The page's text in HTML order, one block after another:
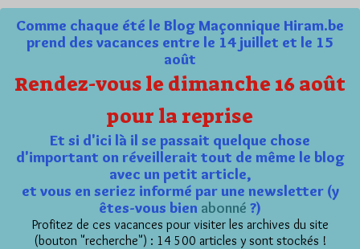
Comme chaque été le Blog Maçonnique Hiram.be
prend des vacances entre le 14 juillet et le 15
août
Rendez-vous le dimanche 16 août
pour la reprise
Et si d'ici là il se passait quelque chose
d'important on réveillerait tout de même le blog
avec un petit article,
et vous en seriez informé par une newsletter (y
êtes-vous bien abonné ?)
Profitez de ces vacances pour visiter les archives du site
(bouton "recherche") : 14 500 articles y sont stockés !